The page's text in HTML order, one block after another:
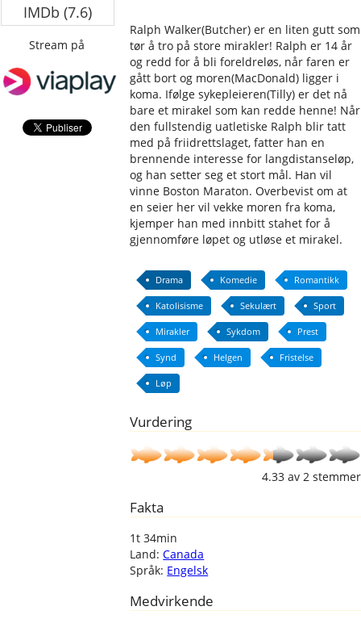
IMDb (7.6)
Stream på
Ralph Walker(Butcher) er en liten gutt som
tør å tro på store mirakler! Ralph er 14 år
og redd for å bli foreldreløs, når faren er
gått bort og moren(MacDonald) ligger i
koma. Ifølge sykepleieren(Tilly) er det nå
bare et mirakel som kan redde henne! Når
den fullstendig uatletiske Ralph blir tatt
med på friidrettslaget, fatter han en
brennende interesse for langdistanseløp,
og han setter seg et stort mål. Han vil
vinne Boston Maraton. Overbevist om at
en seier her vil vekke moren fra koma,
kjemper han med innbitt stahet for å
gjennomføre løpet og utløse et mirakel.
Drama Komedie Romantikk
Katolisisme Sekulært Sport
Mirakler Sykdom Prest
Synd Helgen Fristelse
Løp
Vurdering
4.33av 2 stemmer
Fakta
1t 34min
Land:Canada
Språk: Engelsk
Medvirkende